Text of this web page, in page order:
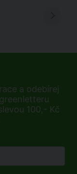
a odebírej
100,- Kč